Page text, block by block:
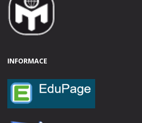
INFORMACE